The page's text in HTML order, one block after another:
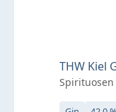
THW Kiel